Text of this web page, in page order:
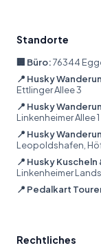
Standorte
🏢 Büro:76344
📍 Husky
Ettlinger Allee 3
📍 Husky
Linkenheimer Allee 1
📍 Husky
Leopoldshafen,
📍 Husky
Linkenheimer
📍 Pedalkart
Rechtliches